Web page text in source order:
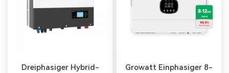
Dreiphasiger Hybrid-
Growatt Einphasiger 8-